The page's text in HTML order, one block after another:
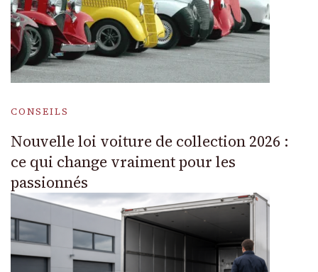
CONSEILS
Nouvelle loi voiture de collection 2026 :
ce qui change vraiment pour les
passionnés